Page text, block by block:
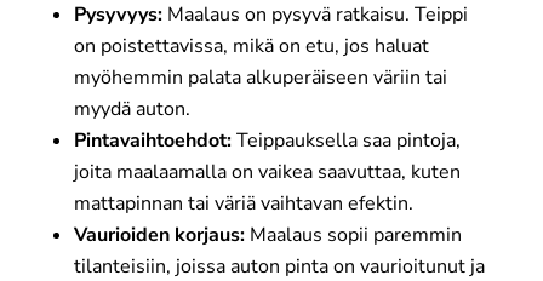
Pysyvyys:Maalaus on pysyvä ratkaisu. Teippi
on poistettavissa, mikä on etu, jos haluat
myöhemmin palata alkuperäiseen väriin tai
myydä auton.
Pintavaihtoehdot:Teippauksella saa pintoja,
joita maalaamalla on vaikea saavuttaa, kuten
mattapinnan tai väriä vaihtavan efektin.
Vaurioiden korjaus:Maalaus sopii paremmin
tilanteisiin, joissa auton pinta on vaurioitunut ja